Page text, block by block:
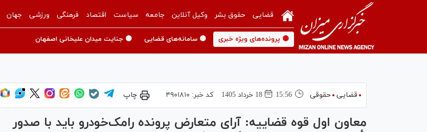
قضایی حقوق بشر وکیل آنلاین جامعه سیاست اقتصاد فرهنگی ورزشی جهان
🟡 پرونده‌های ویژه خبری 🟡 سامانه‌های قضایی 🟡 جنایت میدان علیخانی اصفهان
قضایی حقوقی 15:56 18 خرداد 1405 کد خبر: ۴۹۰۱۸۱۰ چاپ
معاون اول قوه قضاییه: آرای متعارض پرونده رامک‌خودرو باید با صدور